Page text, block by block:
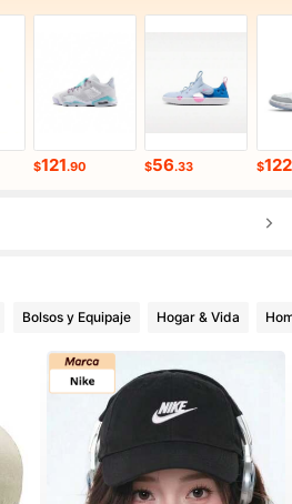
$121.90 $56.33 $122
Bolsos y Equipaje Hogar & Vida